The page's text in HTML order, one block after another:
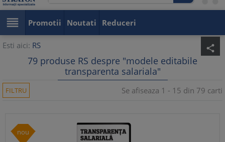
 Promotii Noutati Reduceri
Esti aici: RS share
79 produse RS despre "modele editabile
transparenta salariala"
FILTRU Se afiseaza 1 - 15 din 79 carti
nou